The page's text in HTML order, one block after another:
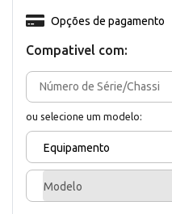
Compativel com:
ou selecione um modelo:
Equipamento
Modelo
Opções de pagamento